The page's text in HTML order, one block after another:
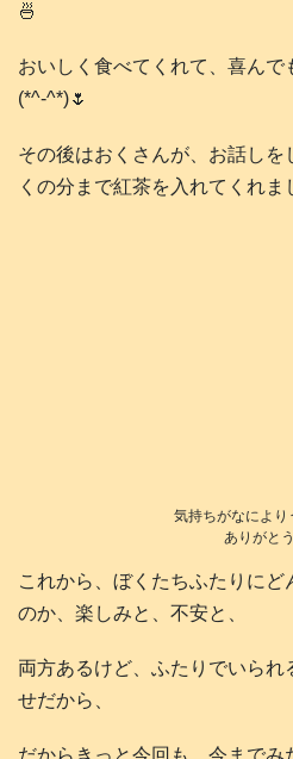
🍜
おいしく食べてくれて、喜ん
(*^-^*)🌷
その後はおくさんが、お話し
くの分まで紅茶を入れてくれま
気持ちがなにより
ありがと
これから、ぼくたちふたりにど
のか、楽しみと、不安と、
両方あるけど、ふたりでいら
せだから、